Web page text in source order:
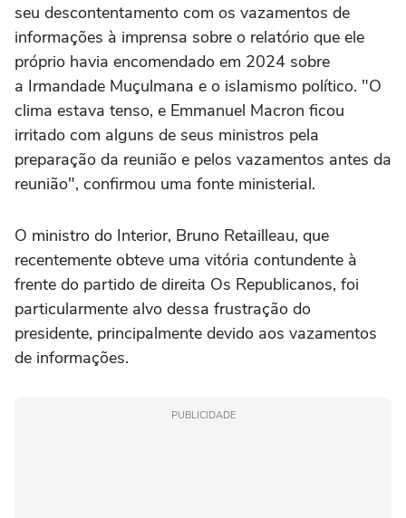
seu descontentamento com os vazamentos de
informações à imprensa sobre o relatório que ele
próprio havia encomendado em 2024 sobre
a Irmandade Muçulmana e o islamismo político. "O
clima estava tenso, e Emmanuel Macron ficou
irritado com alguns de seus ministros pela
preparação da reunião e pelos vazamentos antes da
reunião", confirmou uma fonte ministerial.
O ministro do Interior, Bruno Retailleau, que
recentemente obteve uma vitória contundente à
frente do partido de direita Os Republicanos, foi
particularmente alvo dessa frustração do
presidente, principalmente devido aos vazamentos
de informações.
PUBLICIDADE